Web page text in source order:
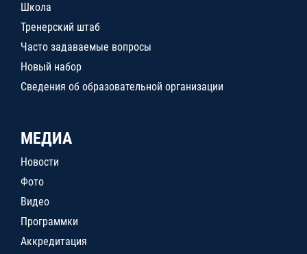
Школа
Тренерский штаб
Часто задаваемые вопросы
Новый набор
Сведения об образовательной организации
МЕДИА
Новости
Фото
Видео
Программки
Аккредитация